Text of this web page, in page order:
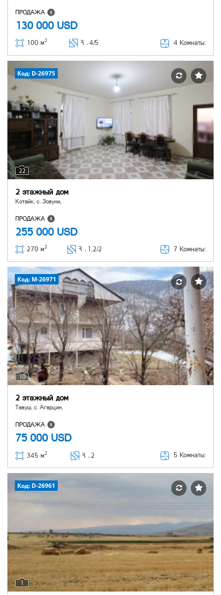
ПРОДАЖА
130 000 USD
100 м2 Հ ․ 4/5 4 Комнаты:
22
Код: D-26975
2 этажный дом
Котайк, с. Зовуни,
ПРОДАЖА
255 000 USD
270 м2 Հ ․ 1,2/2 7 Комнаты:
10
Код: M-26971
2 этажный дом
Тавуш, с. Агарцин,
ПРОДАЖА
75 000 USD
345 м2 Հ ․ 2 5 Комнаты:
1
Код: D-26961